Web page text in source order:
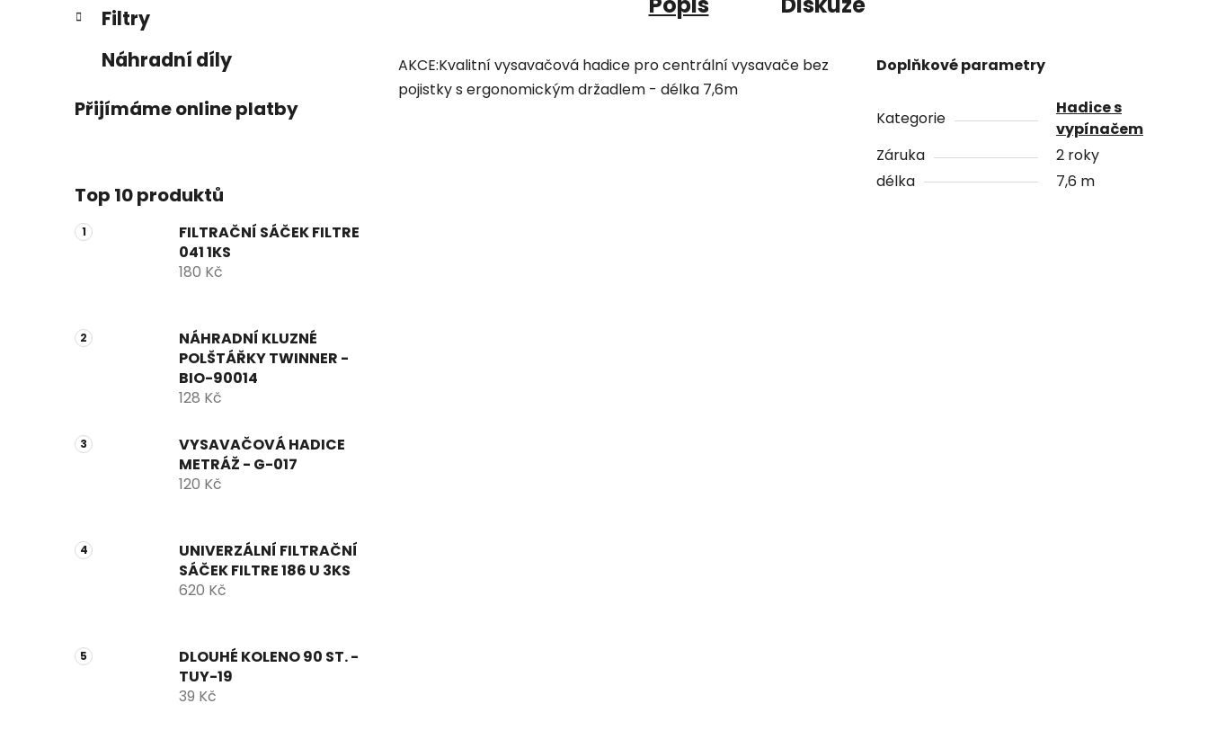
Filtry
Náhradní díly
Přijímáme online platby
Top 10 produktů
FILTRAČNÍ SÁČEK FILTRE
041 1KS
180 Kč
NÁHRADNÍ KLUZNÉ
POLŠTÁŘKY TWINNER -
BIO-90014
128 Kč
VYSAVAČOVÁ HADICE
METRÁŽ - G-017
120 Kč
UNIVERZÁLNÍ FILTRAČNÍ
SÁČEK FILTRE 186 U 3KS
620 Kč
DLOUHÉ KOLENO 90 ST. -
TUY-19
39 Kč
AKCE:Kvalitní vysavačová hadice pro centrální vysavače bez
pojistky s ergonomickým držadlem - délka 7,6m
Doplňkové parametry
Kategorie
Hadice s
vypínačem
Záruka
2 roky
délka
7,6 m